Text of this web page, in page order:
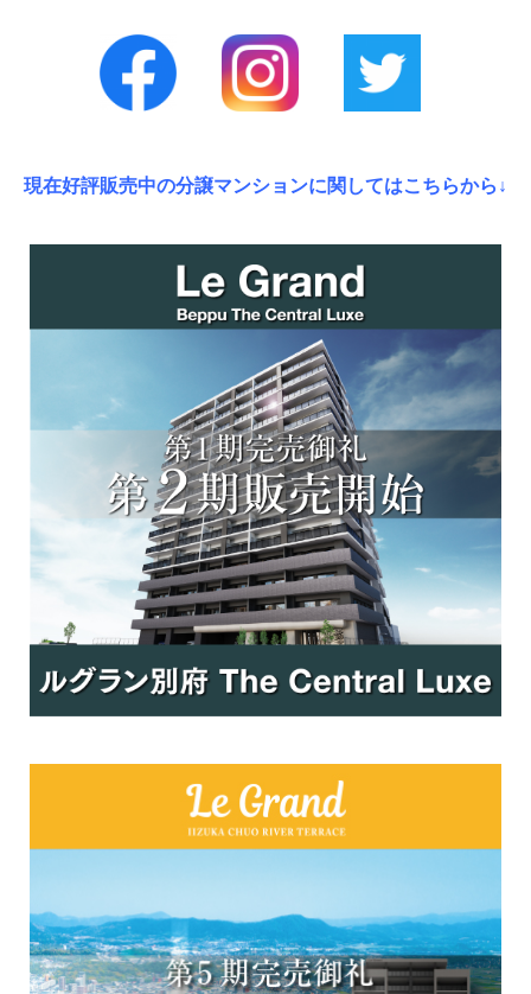
現在好評販売中の分譲マンションに関してはこちらから↓